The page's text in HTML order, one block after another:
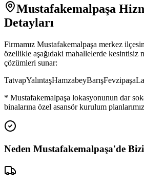
Mustafakemalpaşa
Detayları
Firmamız Mustafakemalpaşa merkez
özellikle aşağıdaki mahallelerde kesintisiz
çözümleri sunar:
TatvapYalıntaşHamzabeyBarışFevzipaşa
* Mustafakemalpaşa lokasyonunun dar
binalarına özel asansör kurulum
Neden Mustafakemalpaşa'de